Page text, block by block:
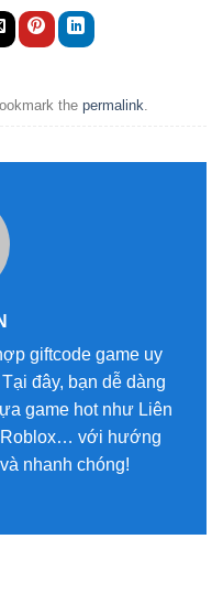
the permalink.
giftcode game uy
đây, bạn dễ dàng
game hot như Liên
Roblox… với hướng
nhanh chóng!